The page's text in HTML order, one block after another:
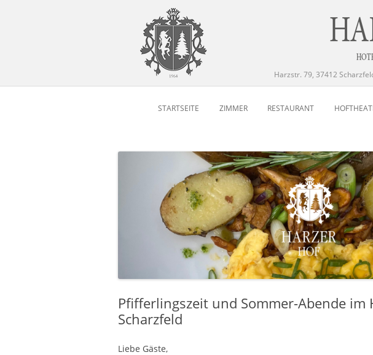
Harzstr. 79, 37412
STARTSEITE ZIMMER RESTAURANT
Pfifferlingszeit und Sommer-Abende im
Scharzfeld
Liebe Gäste,